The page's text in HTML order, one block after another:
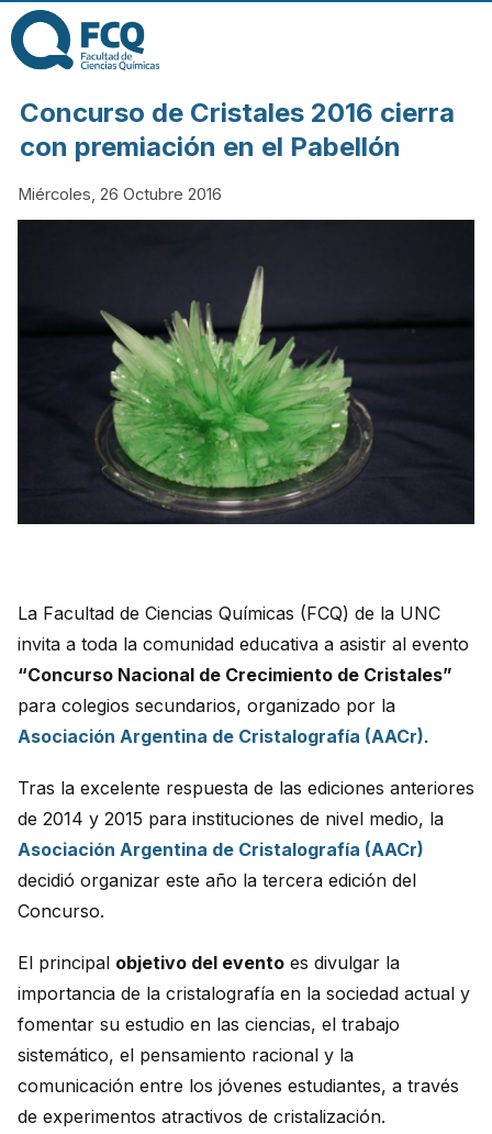
FACULTAD DE
CIENCIAS
QUÍMICAS DE
UNIVERSIDAD
NACIONAL DE
CÓRDOBA
Concurso de Cristales 2016 cierra
con premiación en el Pabellón
Miércoles, 26 Octubre 2016
La Facultad de Ciencias Químicas (FCQ) de la UNC
invita a toda la comunidad educativa a asistir al evento
“Concurso Nacional de Crecimiento de Cristales”
para colegios secundarios, organizado por la
Asociación Argentina de Cristalografía (AACr).
Tras la excelente respuesta de las ediciones anteriores
de 2014 y 2015 para instituciones de nivel medio, la
Asociación Argentina de Cristalografía (AACr)
decidió organizar este año la tercera edición del
Concurso.
El principal objetivo del evento es divulgar la
importancia de la cristalografía en la sociedad actual y
fomentar su estudio en las ciencias, el trabajo
sistemático, el pensamiento racional y la
comunicación entre los jóvenes estudiantes, a través
de experimentos atractivos de cristalización.